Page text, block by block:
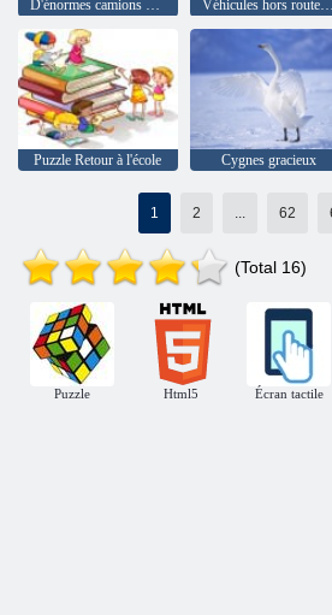
D'énormes camions monstres Véhicules hors route japonais
Puzzle Retour à l'école Cygnes gracieux
1 2 ... 62
(Total 16)
Puzzle Html5 Écran tactile